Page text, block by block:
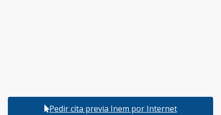
Pedir cita previa Inem por Internet